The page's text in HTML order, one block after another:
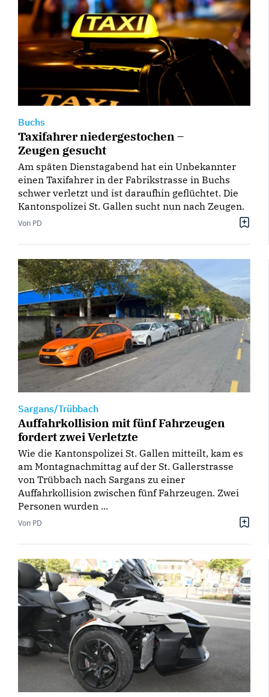
Buchs
Taxifahrer niedergestochen –
Zeugen gesucht
Am späten Dienstagabend hat ein Unbekannter
einen Taxifahrer in der Fabrikstrasse in Buchs
schwer verletzt und ist daraufhin geflüchtet. Die
Kantonspolizei St. Gallen sucht nun nach Zeugen.
Von PD
Sargans/Trübbach
Auffahrkollision mit fünf Fahrzeugen
fordert zwei Verletzte
Wie die Kantonspolizei St. Gallen mitteilt, kam es
am Montagnachmittag auf der St. Gallerstrasse
von Trübbach nach Sargans zu einer
Auffahrkollision zwischen fünf Fahrzeugen. Zwei
Personen wurden ...
Von PD